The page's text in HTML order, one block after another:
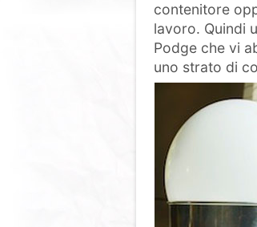
contenitore
lavoro. Quindi
Podge che vi
uno strato di